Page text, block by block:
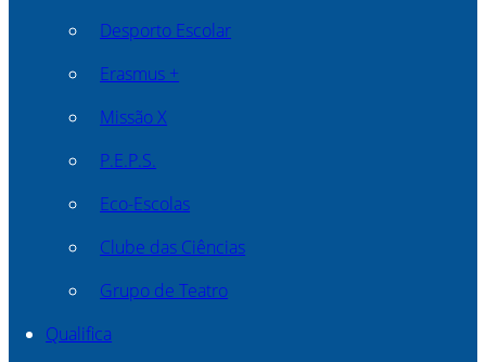
Desporto Escolar
Erasmus +
Missão X
P.E.P.S.
Eco-Escolas
Clube das Ciências
Grupo de Teatro
Qualifica